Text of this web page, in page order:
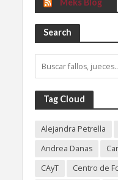
Meks Blog
Search
Tag Cloud
Alejandra Petrella
Andrea Danas
CAyT
Centro de